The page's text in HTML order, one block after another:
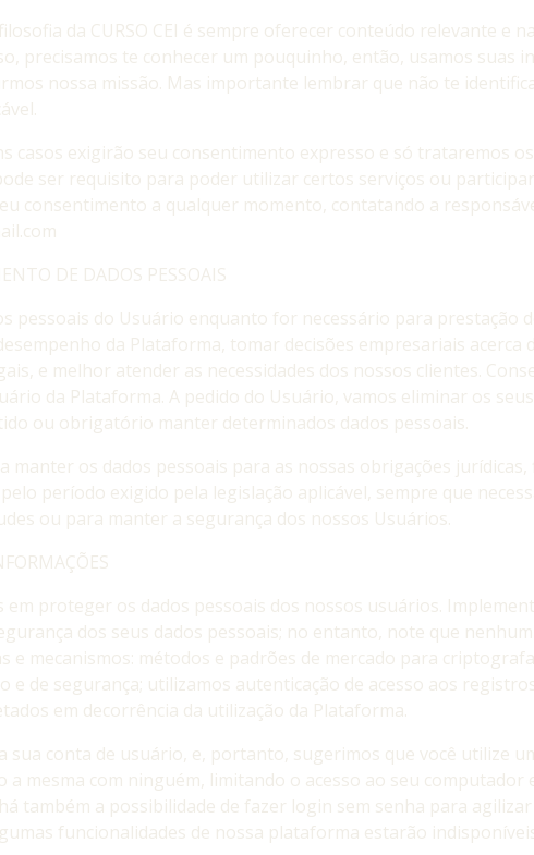
da CURSO CEI é sempre oferecer conteúdo relevante e
precisamos te conhecer um pouquinho, então, usamos suas
nossa missão. Mas importante lembrar que não te
casos exigirão seu consentimento expresso e só trataremos
ser requisito para poder utilizar certos serviços ou
consentimento a qualquer momento, contatando a
DE DADOS PESSOAIS
pessoais do Usuário enquanto for necessário para prestação
da Plataforma, tomar decisões empresariais
e melhor atender as necessidades dos nossos clientes.
da Plataforma. A pedido do Usuário, vamos eliminar os
ou obrigatório manter determinados dados pessoais.
manter os dados pessoais para as nossas obrigações
período exigido pela legislação aplicável, sempre que
ou para manter a segurança dos nossos Usuários.
em proteger os dados pessoais dos nossos usuários.
dos seus dados pessoais; no entanto, note que
e mecanismos: métodos e padrões de mercado para
e de segurança; utilizamos autenticação de acesso aos
em decorrência da utilização da Plataforma.
sua conta de usuário, e, portanto, sugerimos que você utilize
a mesma com ninguém, limitando o acesso ao seu
também a possibilidade de fazer login sem senha para agilizar
funcionalidades de nossa plataforma estarão